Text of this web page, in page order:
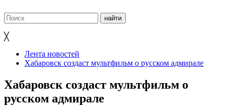
╳
Лента новостей
Хабаровск создаст мультфильм о русском адмирале
Хабаровск создаст мультфильм о
русском адмирале